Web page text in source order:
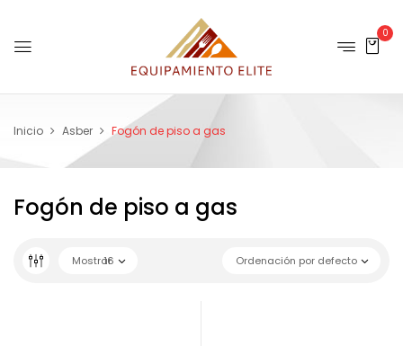
0
Inicio Asber Fogón de piso a gas
Fogón de piso a gas
Ordenación por defecto
Mostrar
16